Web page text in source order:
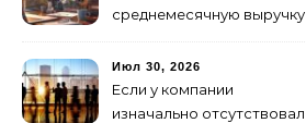
среднемесячную выручку
лишних затрат
Июл 30, 2026
Если у компании
изначально отсутствовал